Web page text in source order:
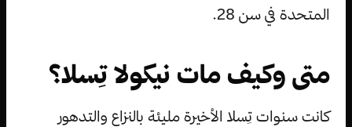
المتحدة في سن 28.
متى وكيف مات نيكولا تِسلا؟
كانت سنوات تِسلا الأخيرة مليئة بالنزاع والتدهور